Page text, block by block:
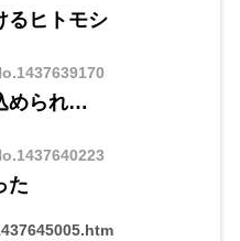
るヒトモシ
められ…
た